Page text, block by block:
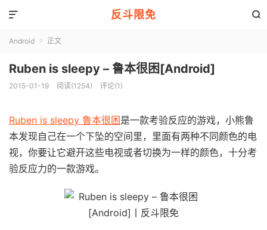
反斗限免 

Android  正文
Ruben is sleepy – 鲁本很困[Android]
2015-01-19 阅读(1254) 评论(1)
Ruben is sleepy 鲁本很困是一款考验反应的游戏，小熊鲁
本发现自己在一个下坠的空间里，里面有两种不同颜色的电
视，你要让它避开这些电视或者切换为一样的颜色，十分考
验反应力的一款游戏。